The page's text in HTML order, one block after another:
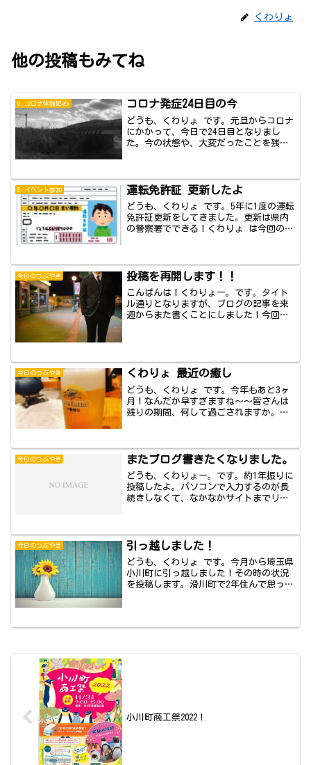
くわりょ
他の投稿もみてね
9.コロナ体験記✍ コロナ発症24日目の今
どうも、くわりょ です。元旦からコロナ
にかかって、今日で24日目となりまし
た。今の状態や、大変だったことを残し
5.イベント参加 運転免許証 更新したよ
どうも、くわりょ です。5年に1度の運転
免許証更新をしてきました。更新は県内
の警察署でできる！くわりょ は今回の更
今日のつぶやき 投稿を再開します！！
こんばんは！くわりょー。です。タイト
ル通りとなりますが、ブログの記事を来
週からまた書くことにしました！今回は
今日のつぶやき くわりょ 最近の癒し
どうも、くわりょ です。今年もあと3ヶ
月！なんだか早すぎますね〜〜皆さんは
残りの期間、何して過ごされますか。こ
今日のつぶやき またブログ書きたくなりました。
どうも、くわりょー。です。約1年振りに
投稿したよ。パソコンで入力するのが長
続きしなくて、なかなかサイトまでリン
今日のつぶやき 引っ越しました！
どうも、くわりょ です。今月から埼玉県
小川町に引っ越しました！その時の状況
を投稿します。滑川町で2年住んで思った
小川町商工祭2022！